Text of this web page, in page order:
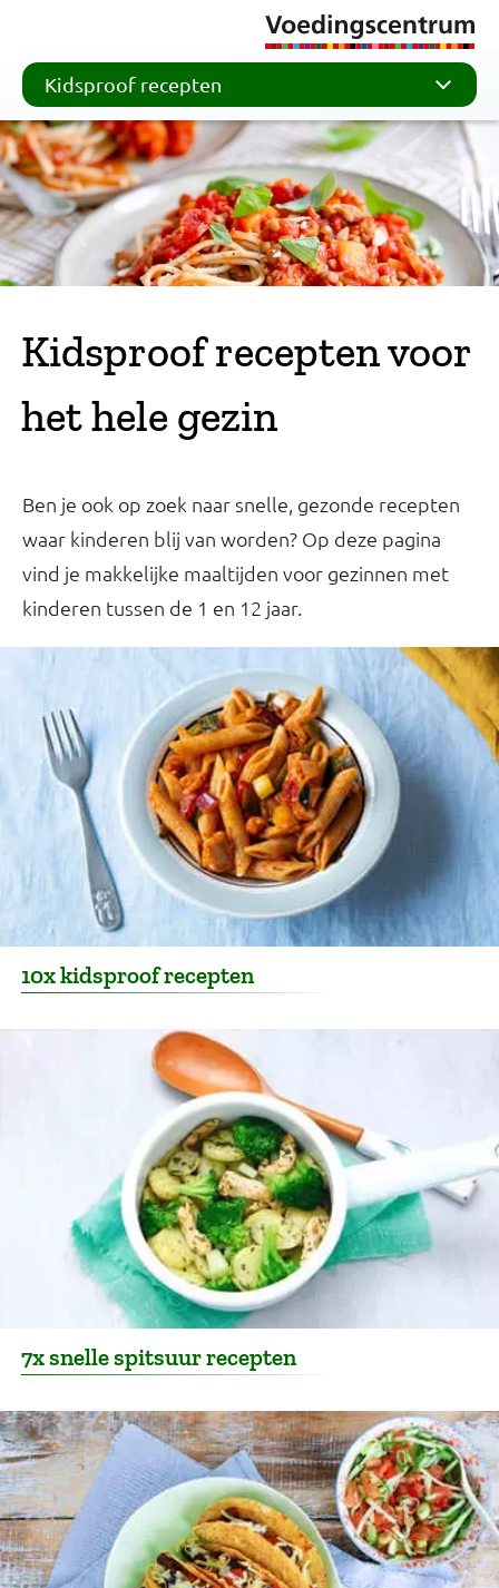
Kidsproof recepten voor
het hele gezin
Kidsproof recepten
Ben je ook op zoek naar snelle, gezonde recepten
waar kinderen blij van worden? Op deze pagina
vind je makkelijke maaltijden voor gezinnen met
kinderen tussen de 1 en 12 jaar.
10x kidsproof recepten
7x snelle spitsuur recepten